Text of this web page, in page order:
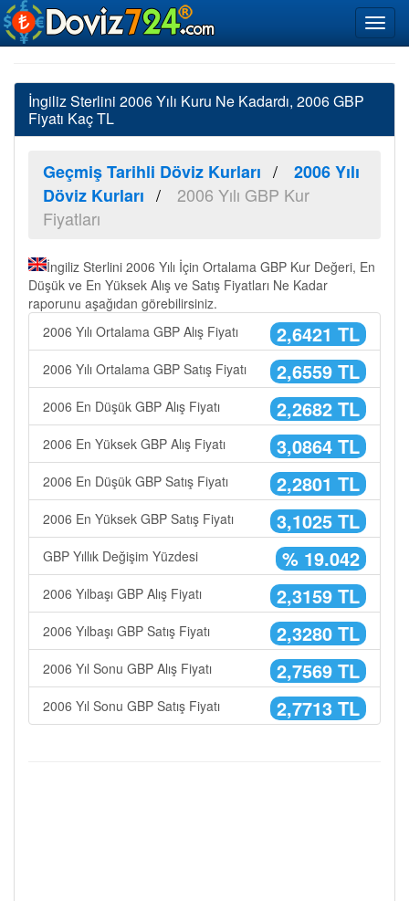
İngiliz Sterlini 2006 Yılı Kuru Ne Kadardı, 2006 GBP
Fiyatı Kaç TL
Geçmiş Tarihli Döviz Kurları
2006 Yılı
Döviz Kurları
2006 Yılı GBP Kur
Fiyatları
İngiliz Sterlini 2006 Yılı İçin Ortalama GBP Kur Değeri, En
Düşük ve En Yüksek Alış ve Satış Fiyatları Ne Kadar
raporunu aşağıdan görebilirsiniz.
2,6421 TL
2006 Yılı Ortalama GBP Alış Fiyatı
2,6559 TL
2006 Yılı Ortalama GBP Satış Fiyatı
2,2682 TL
2006 En Düşük GBP Alış Fiyatı
3,0864 TL
2006 En Yüksek GBP Alış Fiyatı
2,2801 TL
2006 En Düşük GBP Satış Fiyatı
3,1025 TL
2006 En Yüksek GBP Satış Fiyatı
% 19.042
GBP Yıllık Değişim Yüzdesi
2,3159 TL
2006 Yılbaşı GBP Alış Fiyatı
2,3280 TL
2006 Yılbaşı GBP Satış Fiyatı
2,7569 TL
2006 Yıl Sonu GBP Alış Fiyatı
2,7713 TL
2006 Yıl Sonu GBP Satış Fiyatı